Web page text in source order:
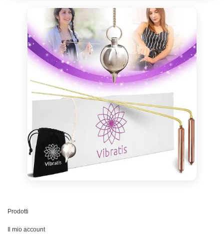
Prodotti
Il mio account